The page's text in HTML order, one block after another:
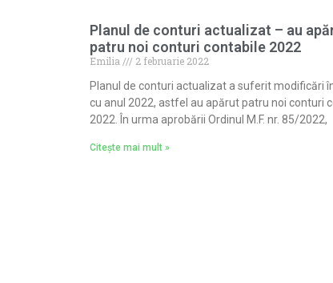
Planul de conturi actualizat – au
patru noi conturi contabile 2022
Emilia
2 februarie 2022
Planul de conturi actualizat a suferit modificări
cu anul 2022, astfel au apărut patru noi conturi
2022. În urma aprobării Ordinul M.F. nr. 85/2022,
Citește mai mult »